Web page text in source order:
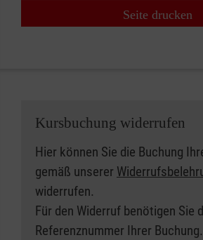
Seite drucken
Kursbuchung widerrufen
Hier können Sie die Buchung
gemäß unserer
widerrufen.
Für den Widerruf benötigen Sie
Referenznummer Ihrer Buchung.